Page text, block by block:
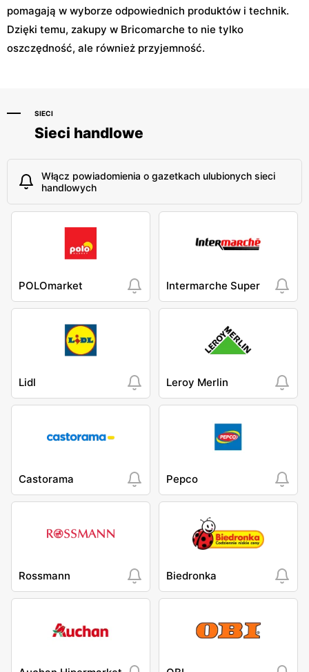
pomagają w wyborze odpowiednich produktów i technik.
Dzięki temu, zakupy w Bricomarche to nie tylko
oszczędność, ale również przyjemność.
SIECI
Sieci handlowe
Włącz powiadomienia o gazetkach ulubionych sieci
handlowych
POLOmarket Intermarche Super
Lidl Leroy Merlin
Castorama Pepco
Rossmann Biedronka